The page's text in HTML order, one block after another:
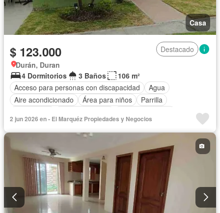
Casa
$ 123.000
Destacado
Durán, Duran
4 Dormitorios
3 Baños
106 m²
Acceso para personas con discapacidad
Agua
Aire acondicionado
Área para niños
Parrilla
Electricidad
Estacionamiento
Garita de guardianía
Piscina
Seguridad
Sin amoblar
2 jun 2026 en - El Marquéz Propiedades y Negocios